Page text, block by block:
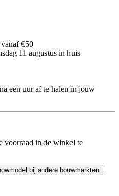
€50
11 augustus in huis
een uur af te halen in jouw
voorraad in de winkel te
bij andere bouwmarkten